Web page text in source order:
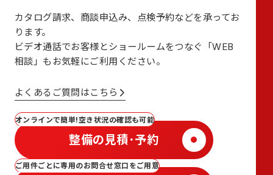
カタログ請求、商談申込み、点検予約などを承ってお
ります。
ビデオ通話でお客様とショールームをつなぐ
「WEB
相談」も お気軽にご利用ください。
よくあるご質問はこちら
オンラインで簡単!空き状況の確認も可能
整備の見積･予約
ご用件ごとに専用のお問合せ窓口をご用意